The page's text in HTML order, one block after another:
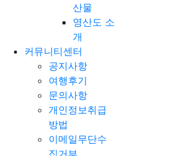
산물
영산도 소
개
커뮤니티센터
공지사항
여행후기
문의사항
개인정보취급
방법
이메일무단수
집거부